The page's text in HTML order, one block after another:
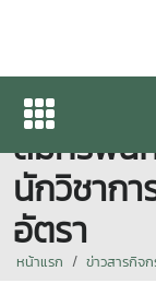
ประกาศ
สมัครพนั
นักวิชาก
อัตรา
หน้าแรก ข่าวสารกิจ